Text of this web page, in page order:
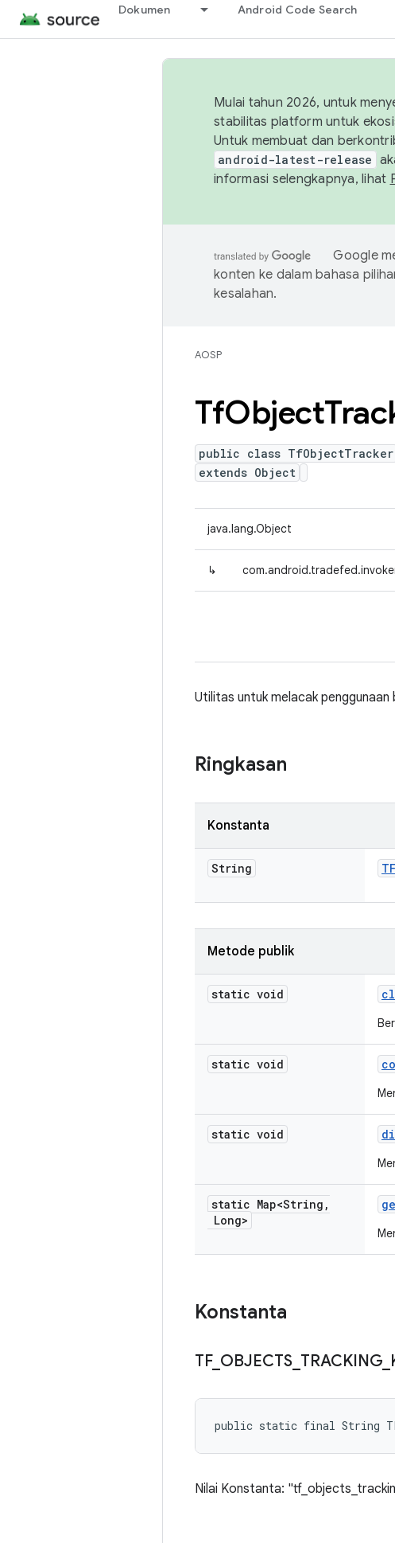
Dokumen Android Code Search
Mulai tahun 2026, untuk
stabilitas platform untuk
Untuk membuat dan
android-latest-release
informasi selengkapnya, lihat
Google
konten ke dalam bahasa
kesalahan.
AOSP
TfObject
public class TfObjectTracker
extends Object
java.lang.Object
↳
Utilitas untuk melacak
Ringkasan
Konstanta
String TF
Metode publik
static void
static void
static void
static Map<String ,
Long>
Konstanta
TF_ OBJECTS TRACKING
public static final String
Nilai Konstanta: